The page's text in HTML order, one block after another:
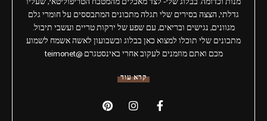
גדלתי, הצצה בסירים שלי תגלה מתכונים המתבססים על חומרי גלם
מגוונים, נגישים ובריאים, עם שפע של ירקות טריים ועשבי תיבול.
מתכונים שלי תוכלו למצוא כאן בבלוג ובשבועון לאשה אשמח לשמוע
מכם ואתם מוזמנים לעקוב אחרי באינסטגרם @teimonet
קרא עוד